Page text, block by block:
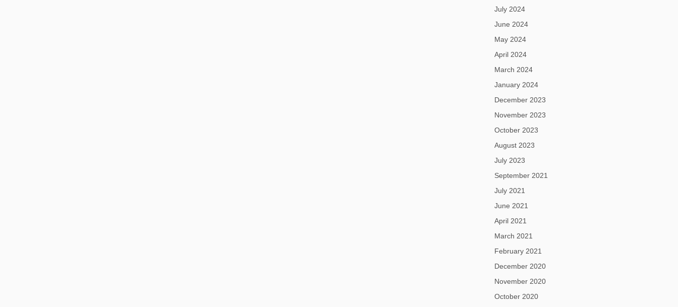
July 2024
June 2024
May 2024
April 2024
March 2024
January 2024
December 2023
November 2023
October 2023
August 2023
July 2023
September 2021
July 2021
June 2021
April 2021
March 2021
February 2021
December 2020
November 2020
October 2020